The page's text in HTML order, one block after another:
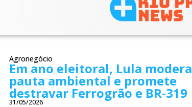
Agronegócio
Em ano eleitoral, Lula modera
pauta ambiental e promete
destravar Ferrogrão e BR-319
31/05/2026